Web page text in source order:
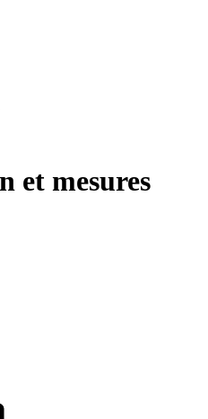
et mesures